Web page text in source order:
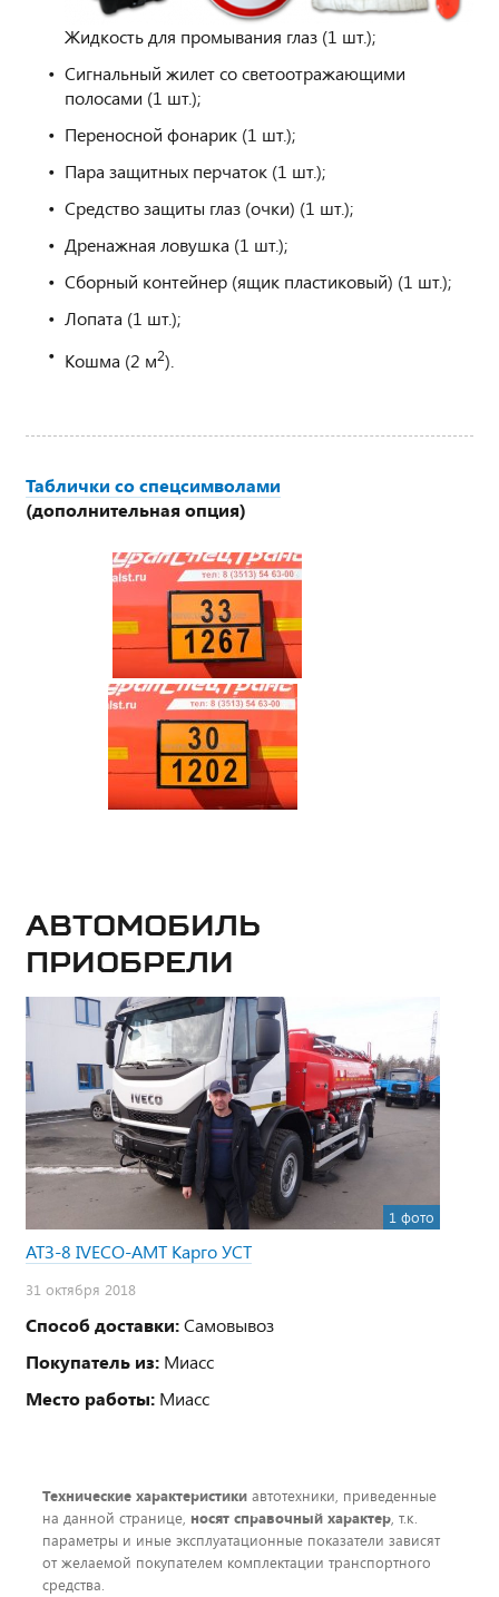
Жидкость для промывания глаз (1 шт.);
Сигнальный жилет со светоотражающими
полосами (1 шт.);
Переносной фонарик (1 шт.);
Пара защитных перчаток (1 шт.);
Средство защиты глаз (очки) (1 шт.);
Дренажная ловушка (1 шт.);
Сборный контейнер (ящик пластиковый) (1 шт.);
Лопата (1 шт.);
Кошма (2 м2).
Таблички со спецсимволами
(дополнительная опция)
Автомобиль
приобрели
1 фото
АТЗ-8 IVECO-AMT Карго УСТ
31 октября 2018
Способ доставки:Самовывоз
Покупатель из: Миасс
Место работы: Миасс
Технические характеристики автотехники, приведенные
на данной странице, носят справочный характер, т.к.
параметры и иные эксплуатационные показатели зависят
от желаемой покупателем комплектации транспортного
средства.